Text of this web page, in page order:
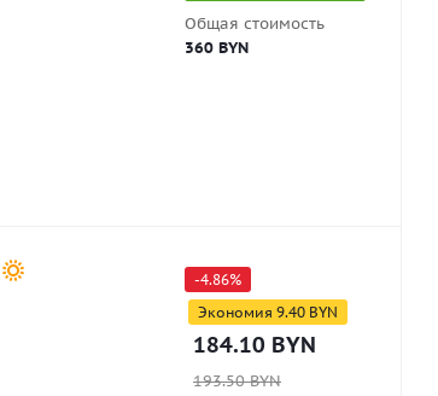
Общая стоимость
360 BYN
-4.86%
Экономия 9.40 BYN
184.10 BYN
193.50BYN